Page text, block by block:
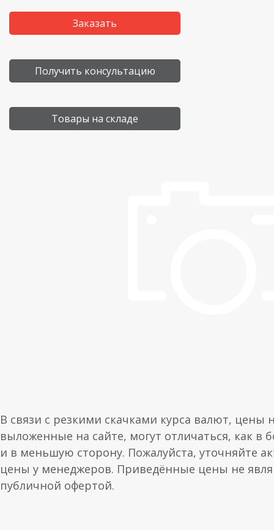
Заказать
Получить консультацию
Товары на складе
В связи с резкими скачками курса валют, цены
выложенные на сайте, могут отличаться, как в
и в меньшую сторону. Пожалуйста, уточняйте
цены у менеджеров. Приведённые цены не
публичной офертой.